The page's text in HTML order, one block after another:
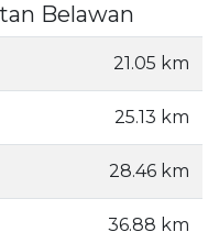
Belawan
21.05 km
25.13 km
28.46 km
36.88 km